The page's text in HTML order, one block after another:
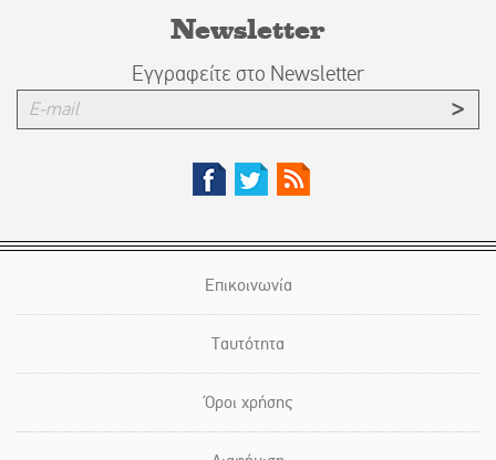
Newsletter
Εγγραφείτε στο Newsletter
Επικοινωνία
Ταυτότητα
Όροι χρήσης